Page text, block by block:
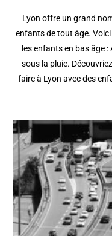
Lyon offre un grand
enfants de tout âge.
les enfants en bas âge
sous la pluie.
faire à Lyon avec des